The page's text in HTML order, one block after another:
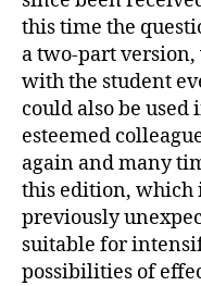
this time the
a two-part
with the student
could also be
esteemed
again and many
this edition, which
previously
suitable for
possibilities of